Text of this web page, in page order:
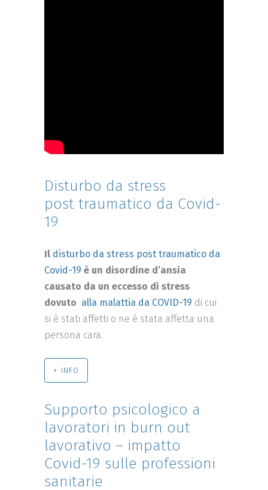
Disturbo da stress
post traumatico da Covid-
19
Il disturbo da stress post traumatico da
Covid-19 è un disordine d’ansia
causato da un eccesso di stress
dovuto alla malattia da COVID-19 di cui
si è stati affetti o ne è stata affetta una
persona cara.
+ INFO
Supporto psicologico a
lavoratori in burn out
lavorativo – impatto
Covid-19 sulle professioni
sanitarie